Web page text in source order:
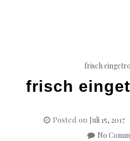
frisch
frisch
Posted on Juli 15, 2017
No